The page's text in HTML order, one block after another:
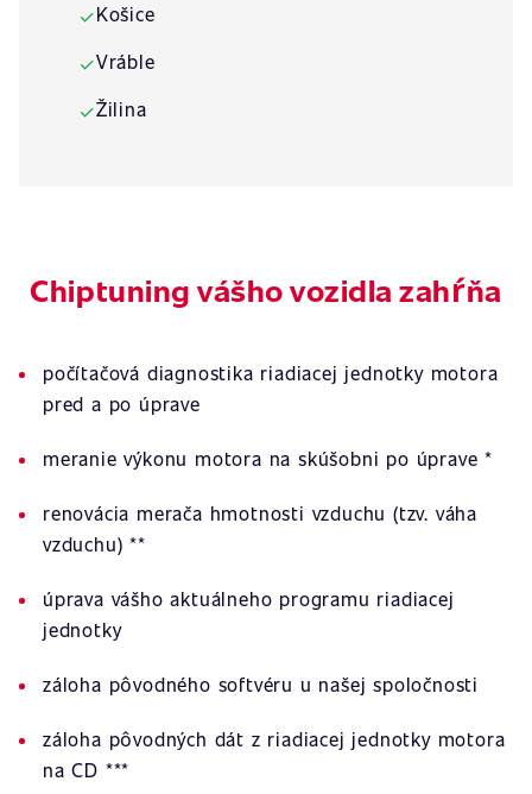
✓Košice
✓Vráble
✓Žilina
Chiptuning vášho vozidla zahŕňa
počítačová diagnostika riadiacej jednotky motora
pred a po úprave
meranie výkonu motora na skúšobni po úprave *
renovácia merača hmotnosti vzduchu (tzv. váha
vzduchu) **
úprava vášho aktuálneho programu riadiacej
jednotky
záloha pôvodného softvéru u našej spoločnosti
záloha pôvodných dát z riadiacej jednotky motora
na CD ***